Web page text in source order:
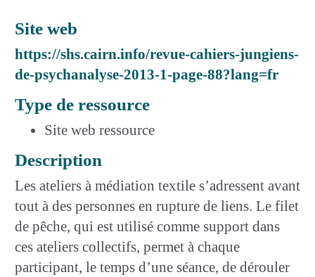
Site web
https://shs.cairn.info/revue-cahiers-jungiens-
de-psychanalyse-2013-1-page-88?lang=fr
Type de ressource
Site web ressource
Description
Les ateliers à médiation textile s’adressent avant
tout à des personnes en rupture de liens. Le filet
de pêche, qui est utilisé comme support dans
ces ateliers collectifs, permet à chaque
participant, le temps d’une séance, de dérouler